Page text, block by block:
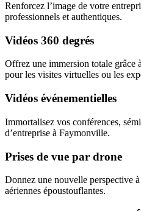
Renforcez l’image de votre
professionnels et authentiques.
Vidéos 360 degrés
Offrez une immersion totale grâce
pour les visites virtuelles ou les
Vidéos événementielles
Immortalisez vos conférences,
d’entreprise à Faymonville.
Prises de vue par drone
Donnez une nouvelle perspective
aériennes époustouflantes.